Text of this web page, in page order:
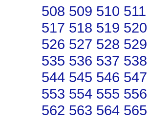
508 509 510 511
517 518 519 520
526 527 528 529
535 536 537 538
544 545 546 547
553 554 555 556
562 563 564 565